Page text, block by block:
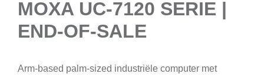
MOXA UC-7120 SERIE |
END-OF-SALE
Arm-based palm-sized industriële computer met